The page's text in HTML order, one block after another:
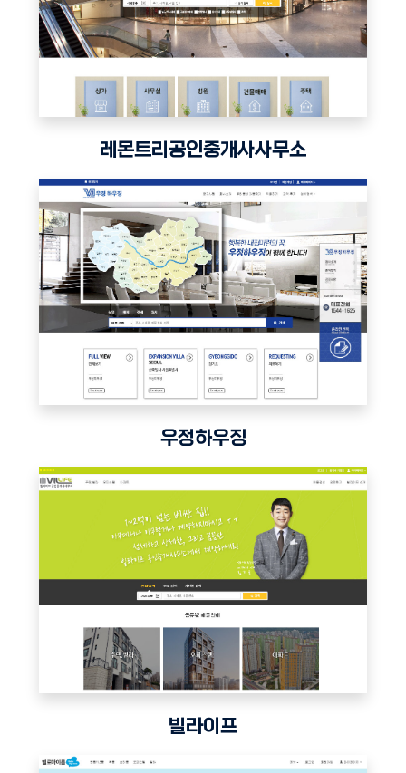
레몬트리공인중개사사무소
우정하우징
빌라이프